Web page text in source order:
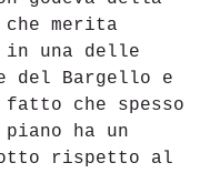
merita
in una delle
del Bargello e
che spesso
ha un
rispetto al